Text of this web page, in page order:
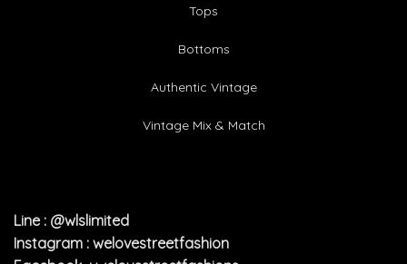
Tops
Bottoms
Authentic Vintage
Vintage Mix & Match
Line : @wlslimited
Instagram : welovestreetfashion